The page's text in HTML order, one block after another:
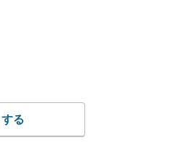
る